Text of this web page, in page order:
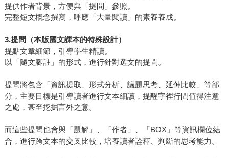
提供作者背景，方便與「提問」參照。
完整短文概念撰寫，呼應「大量閱讀」的素養養成。
3.提問（本版國文課本的特殊設計）
提點文章細節，引導學生精讀。
以「隨文腳註」的形式，進行針對選文的提問。
提問將包含「資訊提取、形式分析、議題思考、延伸比較」等部
分，主要目標是引導讀者進行文本細讀，提醒字裡行間值得注意
之處，甚至挖掘言外之意。
而這些提問也會與「題解」、「作者」、「BOX」等資訊欄位結
合，進行跨文本的交叉比較，培養讀者詮釋、判斷的思考能力。